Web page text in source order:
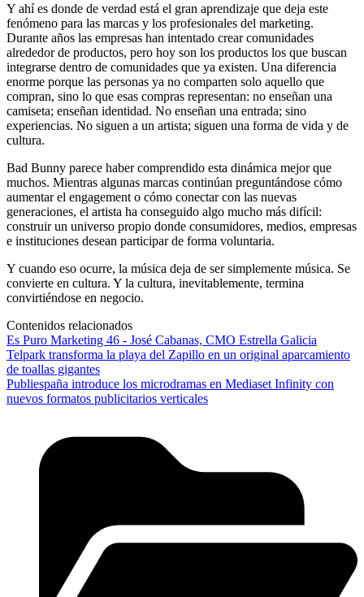
Y ahí es donde de verdad está el gran aprendizaje que deja este
fenómeno para las marcas y los profesionales del marketing.
Durante años las empresas han intentado crear comunidades
alrededor de productos, pero hoy son los productos los que buscan
integrarse dentro de comunidades que ya existen. Una diferencia
enorme porque las personas ya no comparten solo aquello que
compran, sino lo que esas compras representan: no enseñan una
camiseta; enseñan identidad. No enseñan una entrada; sino
experiencias. No siguen a un artista; siguen una forma de vida y de
cultura.
Bad Bunny parece haber comprendido esta dinámica mejor que
muchos. Mientras algunas marcas continúan preguntándose cómo
aumentar el engagement o cómo conectar con las nuevas
generaciones, el artista ha conseguido algo mucho más difícil:
construir un universo propio donde consumidores, medios, empresas
e instituciones desean participar de forma voluntaria.
Y cuando eso ocurre, la música deja de ser simplemente música. Se
convierte en cultura. Y la cultura, inevitablemente, termina
convirtiéndose en negocio.
Contenidos relacionados
Es Puro Marketing 46 - José Cabanas, CMO Estrella Galicia
Telpark transforma la playa del Zapillo en un original aparcamiento
de toallas gigantes
Publiespaña introduce los microdramas en Mediaset Infinity con
nuevos formatos publicitarios verticales